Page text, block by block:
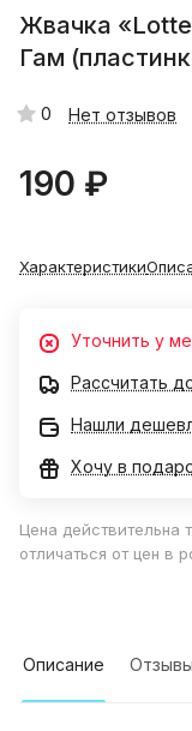
Жвачка
Гам
0 Нет отзывов
190 ₽
Характеристики
Уточнить у
Рассчитать
Нашли
Хочу в
Цена действительна
отличаться от цен в
Описание Отзывы